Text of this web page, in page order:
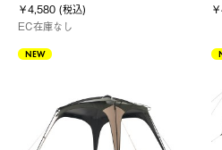
￥4,580 (税込)
EC在庫なし
NEW